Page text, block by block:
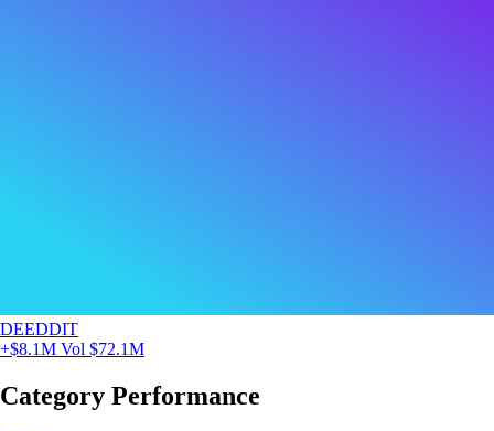
DEEDDIT
+$8.1M Vol $72.1M
Category Performance